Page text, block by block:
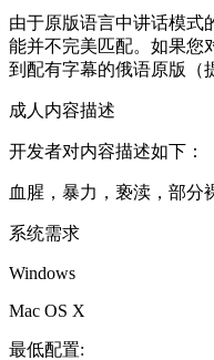
由于原版语言中讲话模式
能并不完美匹配。如果您
到配有字幕的俄语原版（
成人内容描述
开发者对内容描述如下：
血腥，暴力，亵渎，部分
系统需求
Windows
Mac OS X
最低配置: